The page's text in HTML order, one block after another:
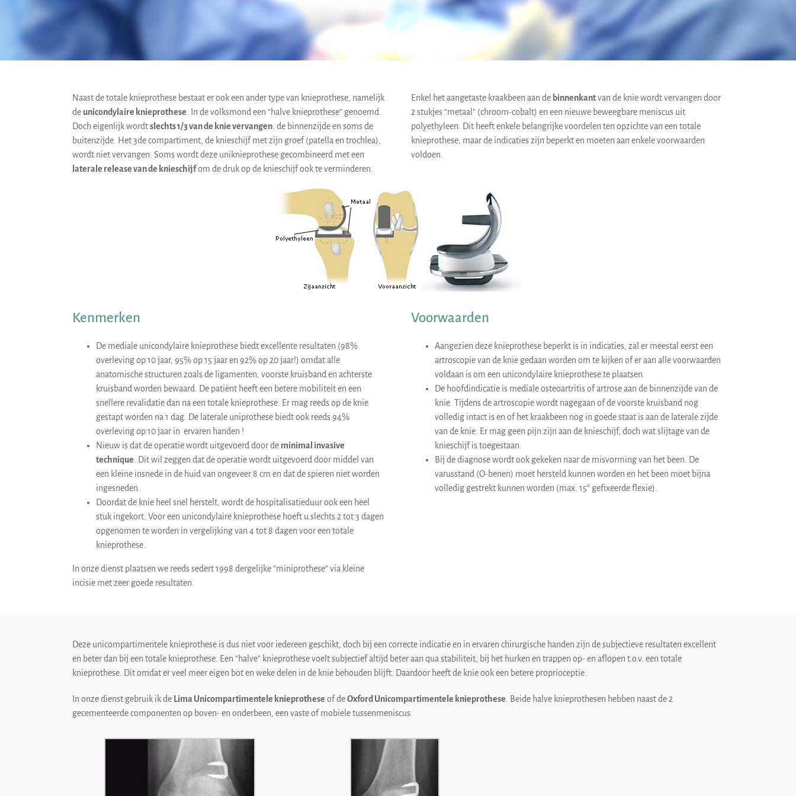
Naast de totale knieprothese bestaat er ook een ander type van knieprothese, namelijk
de unicondylaire knieprothese . In de volksmond een “halve knieprothese” genoemd.
Doch eigenlijk wordtslechts 1/3 van de knie vervangen: de binnenzijde en soms de
buitenzijde. Het 3de compartiment, de knieschijf met zijn groef (patella en trochlea),
wordt niet vervangen. Soms wordt deze uniknieprothese gecombineerd met een
laterale release van de knieschijfom de druk op de knieschijf ook te verminderen.
Enkel het aangetaste kraakbeen aan de binnenkantvan de knie wordt vervangen door
2 stukjes “metaal” (chroom-cobalt) en een nieuwe beweegbare meniscus uit
polyethyleen. Dit heeft enkele belangrijke voordelen ten opzichte van een totale
knieprothese, maar de indicaties zijn beperkt en moeten aan enkele voorwaarden
voldoen.
Kenmerken
De mediale unicondylaire knieprothese biedt excellente resultaten (98%
overleving op 10 jaar, 95% op 15 jaar en 92% op 20 jaar!) omdat alle
anatomische structuren zoals de ligamenten, voorste kruisband en achterste
kruisband worden bewaard. De patiënt heeft een betere mobiliteit en een
snellere revalidatie dan na een totale knieprothese. Er mag reeds op de knie
gestapt worden na 1 dag. De laterale uniprothese biedt ook reeds 94%
overleving op 10 jaar in ervaren handen !
Nieuw is dat de operatie wordt uitgevoerd door de minimal invasive
technique . Dit wil zeggen dat de operatie wordt uitgevoerd door middel van
een kleine insnede in de huid van ongeveer 8 cm en dat de spieren niet worden
ingesneden.
Doordat de knie heel snel herstelt, wordt de hospitalisatieduur ook een heel
stuk ingekort. Voor een unicondylaire knieprothese hoeft u slechts 2 tot 3 dagen
opgenomen te worden in vergelijking van 4 tot 8 dagen voor een totale
knieprothese.
In onze dienst plaatsen we reeds sedert 1998 dergelijke “miniprothese” via kleine
incisie met zeer goede resultaten.
Voorwaarden
Aangezien deze knieprothese beperkt is in indicaties, zal er meestal eerst een
artroscopie van de knie gedaan worden om te kijken of er aan alle voorwaarden
voldaan is om een unicondylaire knieprothese te plaatsen.
De hoofdindicatie is mediale osteoartritis of artrose aan de binnenzijde van de
knie. Tijdens de artroscopie wordt nagegaan of de voorste kruisband nog
volledig intact is en of het kraakbeen nog in goede staat is aan de laterale zijde
van de knie. Er mag geen pijn zijn aan de knieschijf, doch wat slijtage van de
knieschijf is toegestaan.
Bij de diagnose wordt ook gekeken naar de misvorming van het been. De
varusstand (O-benen) moet hersteld kunnen worden en het been moet bijna
volledig gestrekt kunnen worden (max. 15° gefixeerde flexie).
Deze unicompartimentele knieprothese is dus niet voor iedereen geschikt, doch bij een correcte indicatie en in ervaren chirurgische handen zijn de subjectieve resultaten excellent
en beter dan bij een totale knieprothese. Een “halve” knieprothese voelt subjectief altijd beter aan qua stabiliteit, bij het hurken en trappen op- en aflopen t.o.v. een totale
knieprothese. Dit omdat er veel meer eigen bot en weke delen in de knie behouden blijft. Daardoor heeft de knie ook een betere proprioceptie.
In onze dienst gebruik ik de Lima Unicompartimentele knieprothese of deOxford Unicompartimentele knieprothese . Beide halve knieprothesen hebben naast de 2
gecementeerde componenten op boven- en onderbeen, een vaste of mobiele tussenmeniscus.